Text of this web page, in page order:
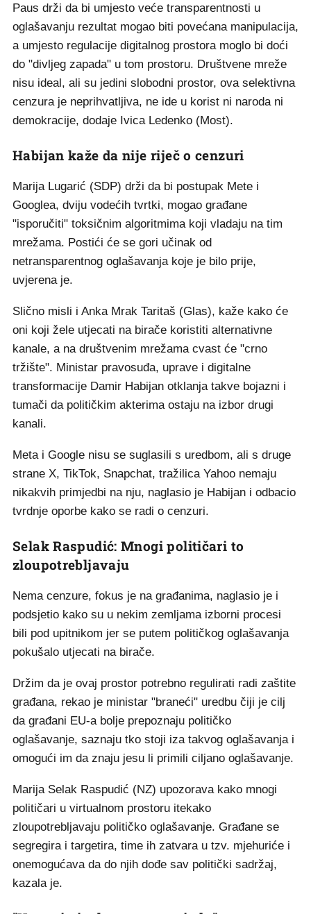
Paus drži da bi umjesto veće transparentnosti u
oglašavanju rezultat mogao biti povećana manipulacija,
a umjesto regulacije digitalnog prostora moglo bi doći
do "divljeg zapada" u tom prostoru. Društvene mreže
nisu ideal, ali su jedini slobodni prostor, ova selektivna
cenzura je neprihvatljiva, ne ide u korist ni naroda ni
demokracije, dodaje Ivica Ledenko (Most).
Habijan kaže da nije riječ o cenzuri
Marija Lugarić (SDP) drži da bi postupak Mete i
Googlea, dviju vodećih tvrtki, mogao građane
"isporučiti" toksičnim algoritmima koji vladaju na tim
mrežama. Postići će se gori učinak od
netransparentnog oglašavanja koje je bilo prije,
uvjerena je.
Slično misli i Anka Mrak Taritaš (Glas), kaže kako će
oni koji žele utjecati na birače koristiti alternativne
kanale, a na društvenim mrežama cvast će "crno
tržište". Ministar pravosuđa, uprave i digitalne
transformacije Damir Habijan otklanja takve bojazni i
tumači da političkim akterima ostaju na izbor drugi
kanali.
Meta i Google nisu se suglasili s uredbom, ali s druge
strane X, TikTok, Snapchat, tražilica Yahoo nemaju
nikakvih primjedbi na nju, naglasio je Habijan i odbacio
tvrdnje oporbe kako se radi o cenzuri.
Selak Raspudić: Mnogi političari to
zloupotrebljavaju
Nema cenzure, fokus je na građanima, naglasio je i
podsjetio kako su u nekim zemljama izborni procesi
bili pod upitnikom jer se putem političkog oglašavanja
pokušalo utjecati na birače.
Držim da je ovaj prostor potrebno regulirati radi zaštite
građana, rekao je ministar "braneći" uredbu čiji je cilj
da građani EU-a bolje prepoznaju političko
oglašavanje, saznaju tko stoji iza takvog oglašavanja i
omogući im da znaju jesu li primili ciljano oglašavanje.
Marija Selak Raspudić (NZ) upozorava kako mnogi
političari u virtualnom prostoru itekako
zloupotrebljavaju političko oglašavanje. Građane se
segregira i targetira, time ih zatvara u tzv. mjehuriće i
onemogućava da do njih dođe sav politički sadržaj,
kazala je.